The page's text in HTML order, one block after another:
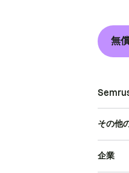
無
その他
企業